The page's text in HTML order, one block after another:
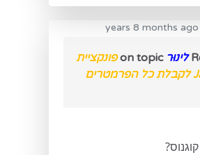
לינוּר on topic
פונקציית
JavaScript לקבלת כל הפרמטרים